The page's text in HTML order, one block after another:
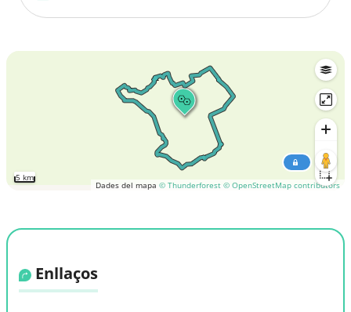
Dades del mapa © Thunderforest © OpenStreetMap contributors
5 km
Enllaços